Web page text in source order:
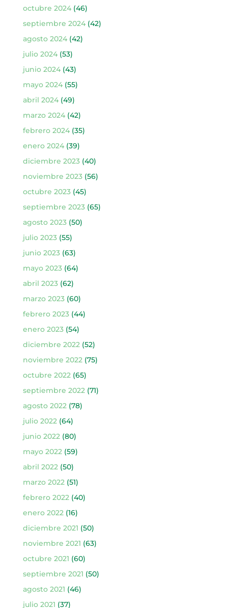
octubre 2024(46)
septiembre 2024(42)
agosto 2024(42)
julio 2024(53)
junio 2024(43)
mayo 2024(55)
abril 2024(49)
marzo 2024(42)
febrero 2024(35)
enero 2024(39)
diciembre 2023(40)
noviembre 2023(56)
octubre 2023(45)
septiembre 2023(65)
agosto 2023(50)
julio 2023(55)
junio 2023(63)
mayo 2023(64)
abril 2023(62)
marzo 2023(60)
febrero 2023(44)
enero 2023(54)
diciembre 2022 (52)
noviembre 2022 (75)
octubre 2022 (65)
septiembre 2022 (71)
agosto 2022 (78)
julio 2022 (64)
junio 2022 (80)
mayo 2022 (59)
abril 2022 (50)
marzo 2022 (51)
febrero 2022 (40)
enero 2022 (16)
diciembre 2021 (50)
noviembre 2021 (63)
octubre 2021 (60)
septiembre 2021 (50)
agosto 2021 (46)
julio 2021 (37)